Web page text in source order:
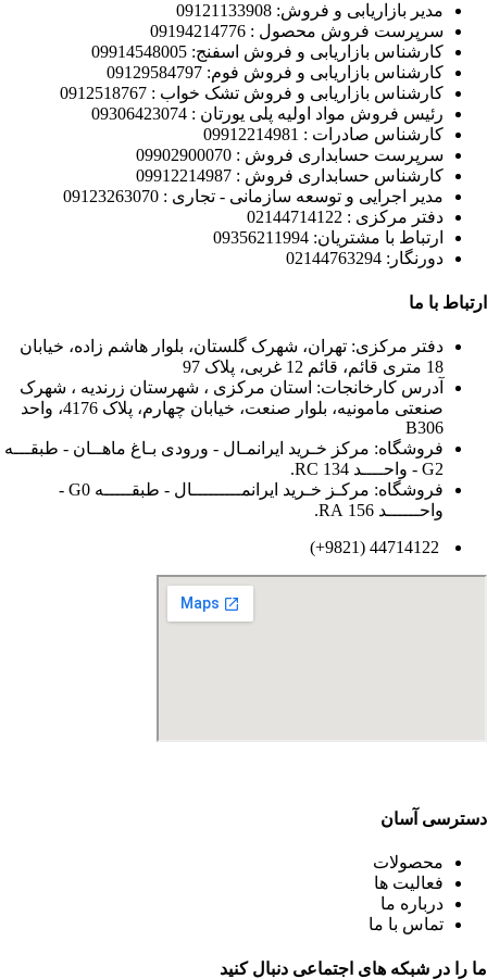
مدیر بازاریابی و فروش: 09121133908
سرپرست فروش محصول : 09194214776
کارشناس بازاریابی و فروش اسفنج: 09914548005
کارشناس بازاریابی و فروش فوم: 09129584797
کارشناس بازاریابی و فروش تشک خواب : 0912518767
رئیس فروش مواد اولیه پلی یورتان : 09306423074
کارشناس صادرات : 09912214981
سرپرست حسابداری فروش : 09902900070
کارشناس حسابداری فروش : 09912214987
مدیر اجرایی و توسعه سازمانی - تجاری : 09123263070
دفتر مرکزی : 02144714122
ارتباط با مشتریان: 09356211994
دورنگار: 02144763294
ارتباط با ما
دفتر مرکزی: تهران، شهرک گلستان، بلوار هاشم زاده، خیابان
18 متری قائم، قائم 12 غربی، پلاک 97
آدرس کارخانجات: استان مرکزی ، شهرستان زرندیه ، شهرک
صنعتی مامونیه، بلوار صنعت، خیابان چهارم، پلاک 4176، واحد
B306
فروشگاه: مرکز خـرید ایرانمـال - ورودی بـاغ ماهــان - طبقـــه
G2 - واحــــد 134 RC.
فروشگاه: مرکـز خـرید ایرانمـــــــــال - طبقـــــه G0 -
واحــــــد 156 RA.
44714122 (9821+)
دسترسی آسان
محصولات
فعالیت ها
درباره ما
تماس با ما
ما را در شبکه های اجتماعی دنبال کنید